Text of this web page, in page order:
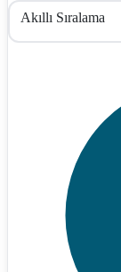
Akıllı Sıralama